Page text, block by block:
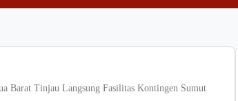
Barat Tinjau Langsung Fasilitas Kontingen Sumut